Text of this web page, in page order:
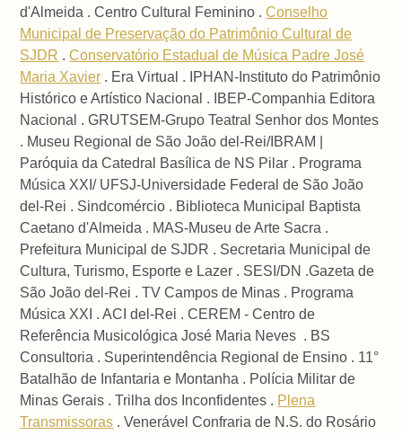
d'Almeida . Centro Cultural Feminino .Conselho
Municipal de Preservação do Patrimônio Cultural de
SJDR .Conservatório Estadual de Música Padre José
Maria Xavier . Era Virtual . IPHAN-Instituto do Patrimônio
Histórico e Artístico Nacional . IBEP-Companhia Editora
Nacional . GRUTSEM-Grupo Teatral Senhor dos Montes
. Museu Regional de São João del-Rei/IBRAM |
Paróquia da Catedral Basílica de NS Pilar . Programa
Música XXI/ UFSJ-Universidade Federal de São João
del-Rei . Sindcomércio . Biblioteca Municipal Baptista
Caetano d'Almeida . MAS-Museu de Arte Sacra .
Prefeitura Municipal de SJDR . Secretaria Municipal de
Cultura, Turismo, Esporte e Lazer . SESI/DN .Gazeta de
São João del-Rei . TV Campos de Minas . Programa
Música XXI . ACI del-Rei . CEREM - Centro de
Referência Musicológica José Maria Neves . BS
Consultoria . Superintendência Regional de Ensino . 11°
Batalhão de Infantaria e Montanha . Polícia Militar de
Minas Gerais . Trilha dos Inconfidentes . Plena
Transmissoras . Venerável Confraria de N.S. do Rosário